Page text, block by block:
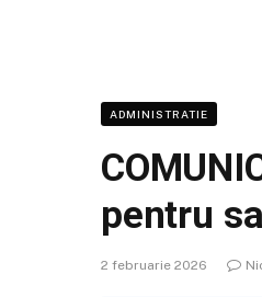
ADMINISTRATIE
pentru
2 februarie 2026